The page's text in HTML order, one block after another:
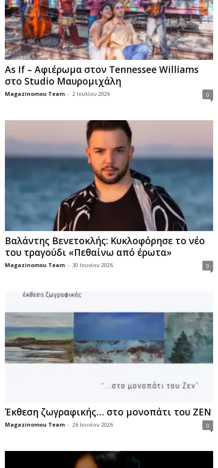
As If – Αφιέρωμα στον Tennessee Williams
στο Studio Μαυρομιχάλη
Magazinomou Team - 2 Ιουλίου 2026 0
Βαλάντης Βενετοκλής: Κυκλοφόρησε το νέο
του τραγούδι «Πεθαίνω από έρωτα»
Magazinomou Team - 30 Ιουνίου 2026 0
Έκθεση ζωγραφικής… στο μονοπάτι του ΖΕΝ
Magazinomou Team - 26 Ιουνίου 2026 0